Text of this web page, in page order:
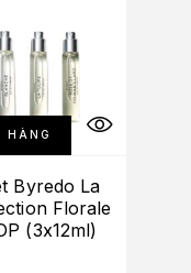
HÀNG
Byredo La
Florale
(3x12ml)